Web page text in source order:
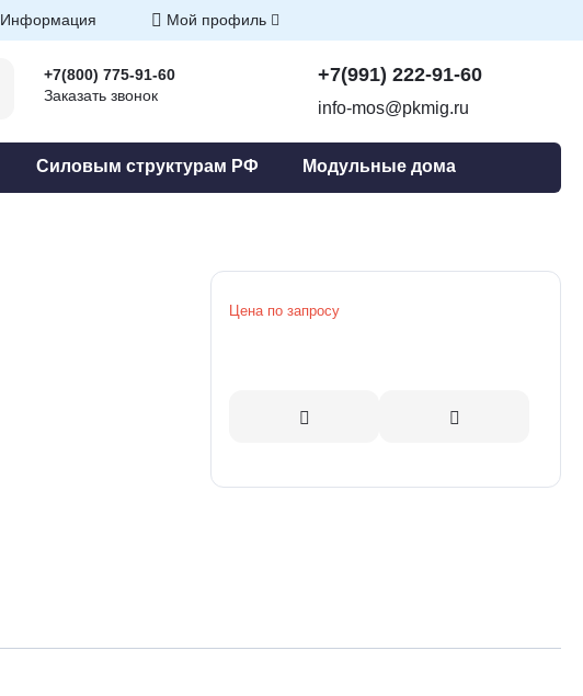
Информация Мой профиль
+7(800) 775-91-60
Заказать звонок
+7(991) 222-91-60
info-mos@pkmig.ru
Силовым структурам РФ Модульные дома
Цена по запросу